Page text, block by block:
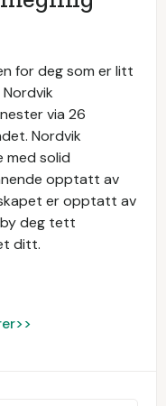
for deg som er litt
via 26
Nordvik
med solid
opptatt av
er opptatt av
deg tett
ditt.